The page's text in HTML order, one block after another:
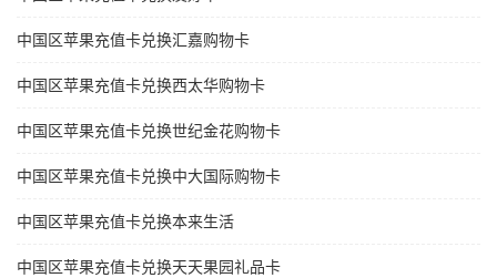
中国区苹果充值卡兑换汇嘉购物卡
中国区苹果充值卡兑换西太华购物卡
中国区苹果充值卡兑换世纪金花购物卡
中国区苹果充值卡兑换中大国际购物卡
中国区苹果充值卡兑换本来生活
中国区苹果充值卡兑换天天果园礼品卡